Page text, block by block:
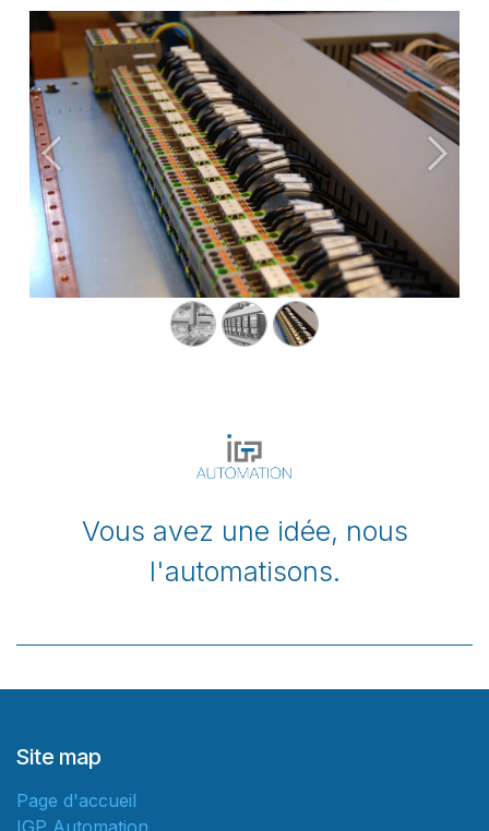
Précédent
Vous avez une idée, nous
l'automatisons.
Site map
Page d'accueil
IGP Automation